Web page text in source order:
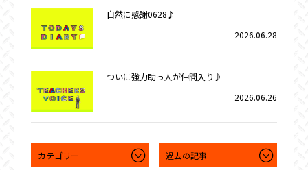
自然に感謝0628♪
2026.06.28
ついに強力助っ人が仲間入り♪
2026.06.26